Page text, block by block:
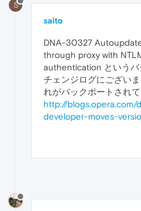
S
saito
DNA-30327
through proxy with
authentication という
チェンジログにござい
れがバックポートされて
http://
developer-moves-